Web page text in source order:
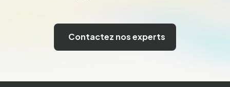
Contactez nos experts